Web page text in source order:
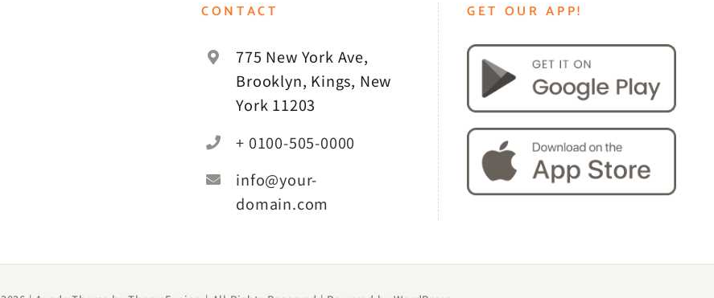
CONTACT
775 New York Ave,
Brooklyn, Kings, New
York 11203
+ 0100-505-0000
info@your-
domain.com
GET OUR APP!